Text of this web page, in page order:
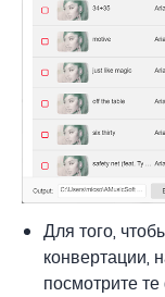
Для того,
конвертации,
посмотрите